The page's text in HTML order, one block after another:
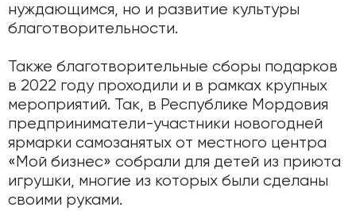
нуждающимся, но и развитие культуры
благотворительности.
Также благотворительные сборы подарков
в 2022 году проходили и в рамках крупных
мероприятий. Так, в Республике Мордовия
предприниматели-участники новогодней
ярмарки самозанятых от местного центра
«Мой бизнес» собрали для детей из приюта
игрушки, многие из которых были сделаны
своими руками.